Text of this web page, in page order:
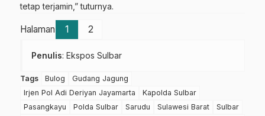
tetap terjamin,” tuturnya.
Halaman 1 2
Penulis: Ekspos Sulbar
Tags Bulog
Gudang Jagung
Irjen Pol Adi Deriyan Jayamarta
Kapolda Sulbar
Pasangkayu
Polda Sulbar Sarudu Sulawesi Barat Sulbar